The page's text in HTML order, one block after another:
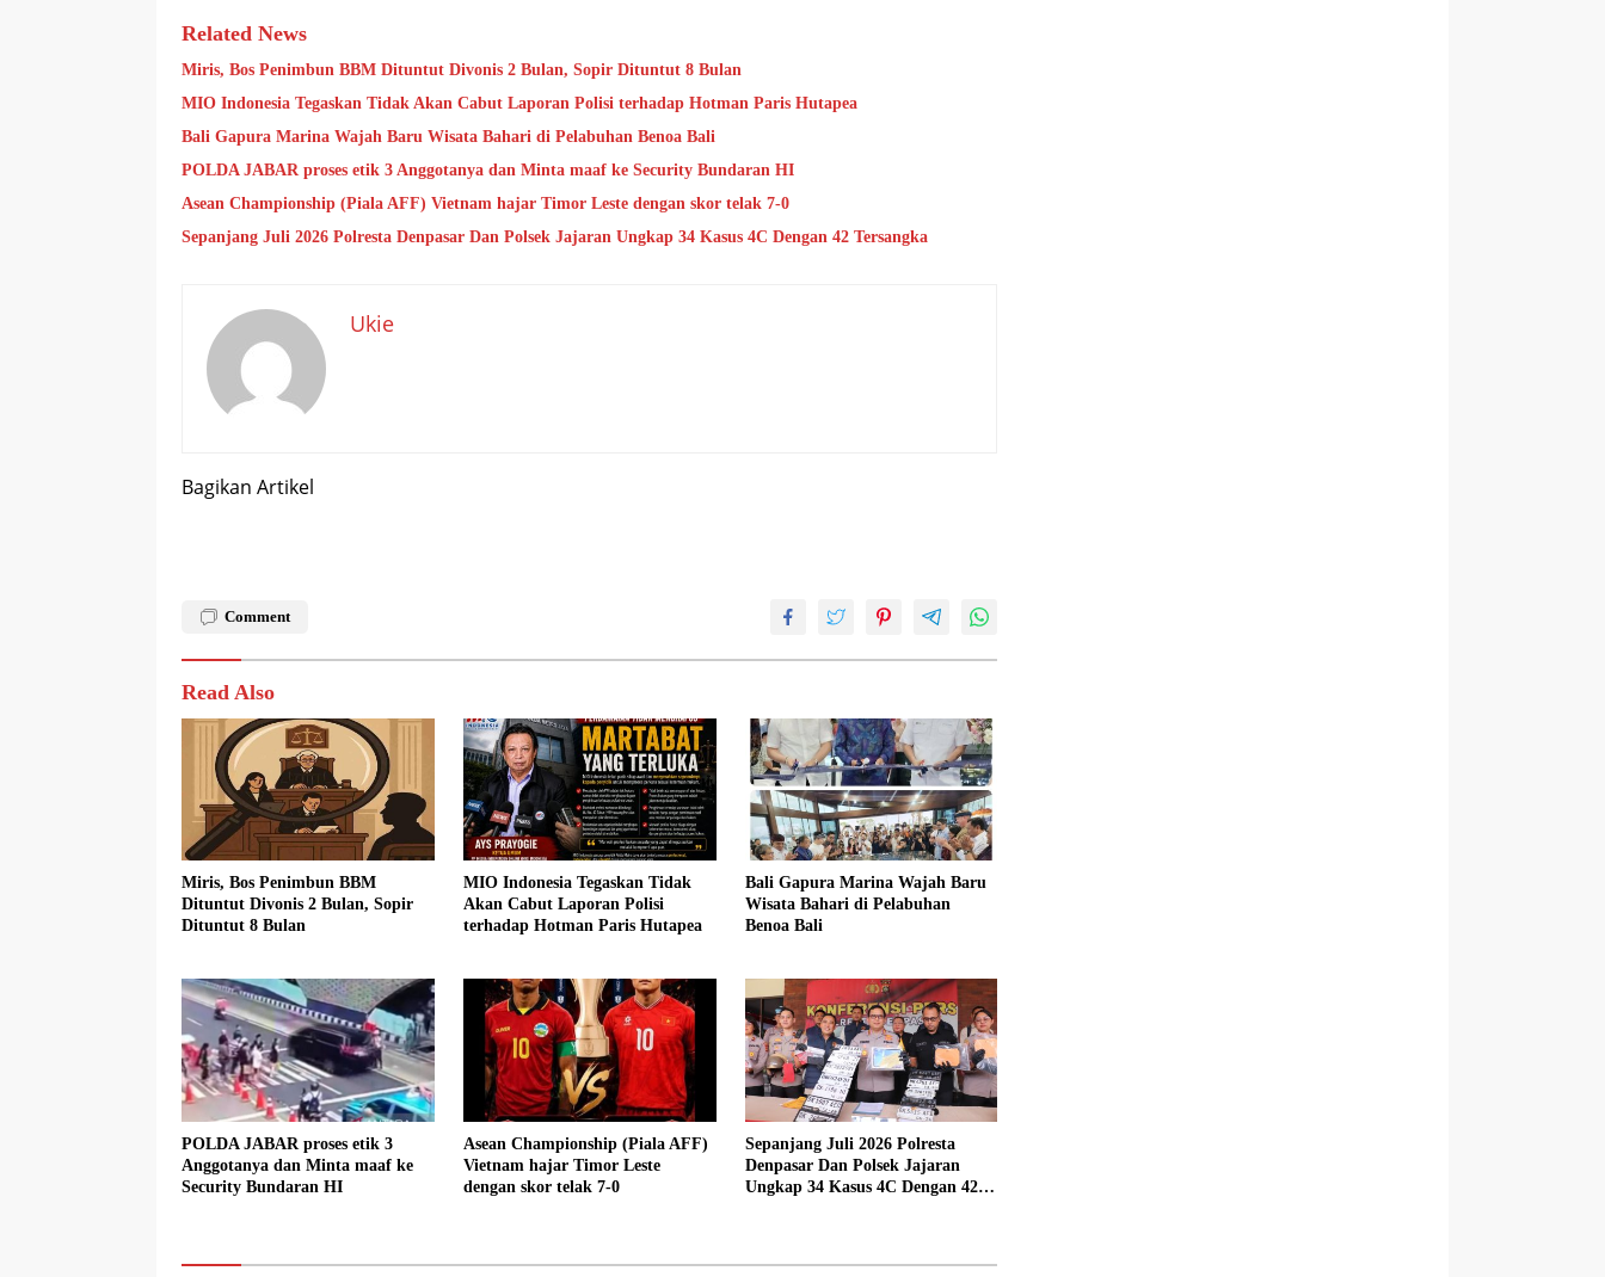
Related News
Miris, Bos Penimbun BBM Dituntut Divonis 2 Bulan, Sopir Dituntut 8 Bulan
MIO Indonesia Tegaskan Tidak Akan Cabut Laporan Polisi terhadap Hotman Paris Hutapea
Bali Gapura Marina Wajah Baru Wisata Bahari di Pelabuhan Benoa Bali
POLDA JABAR proses etik 3 Anggotanya dan Minta maaf ke Security Bundaran HI
Asean Championship (Piala AFF) Vietnam hajar Timor Leste dengan skor telak 7-0
Sepanjang Juli 2026 Polresta Denpasar Dan Polsek Jajaran Ungkap 34 Kasus 4C Dengan 42 Tersangka
Ukie
Bagikan Artikel
Comment
Read Also
Miris, Bos Penimbun BBM
Dituntut Divonis 2 Bulan, Sopir
Dituntut 8 Bulan
MIO Indonesia Tegaskan Tidak
Akan Cabut Laporan Polisi
terhadap Hotman Paris Hutapea
Bali Gapura Marina Wajah Baru
Wisata Bahari di Pelabuhan
Benoa Bali
POLDA JABAR proses etik 3
Anggotanya dan Minta maaf ke
Security Bundaran HI
Asean Championship (Piala AFF)
Vietnam hajar Timor Leste
dengan skor telak 7-0
Sepanjang Juli 2026 Polresta
Denpasar Dan Polsek Jajaran
Ungkap 34 Kasus 4C Dengan 42